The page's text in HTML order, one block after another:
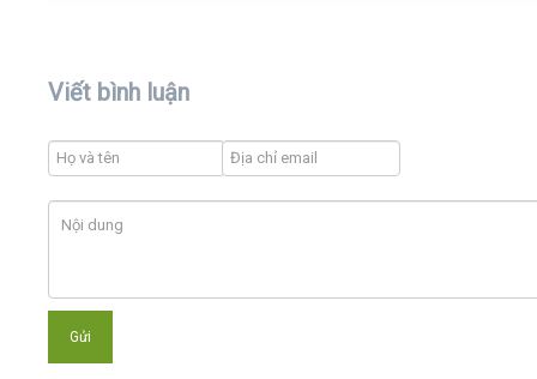
Viết bình luận